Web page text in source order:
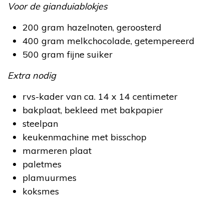
Voor de gianduiablokjes
200 gram hazelnoten, geroosterd
400 gram melkchocolade, getempereerd
500 gram fijne suiker
Extra nodig
rvs-kader van ca. 14 x 14 centimeter
bakplaat, bekleed met bakpapier
steelpan
keukenmachine met bisschop
marmeren plaat
paletmes
plamuurmes
koksmes